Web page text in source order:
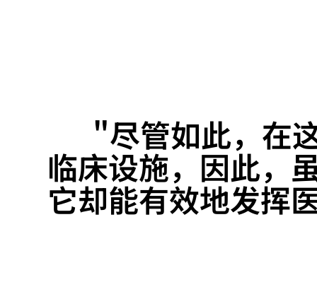
"尽管如此，在
临床设施，因此，
它却能有效地发挥